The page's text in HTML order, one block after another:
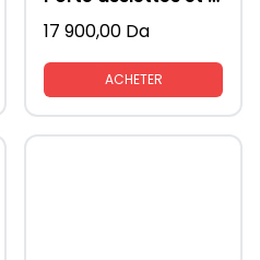
17 900,00 Da
ACHETER